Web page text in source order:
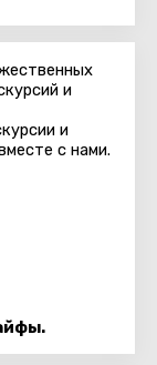
и
и
с нами.